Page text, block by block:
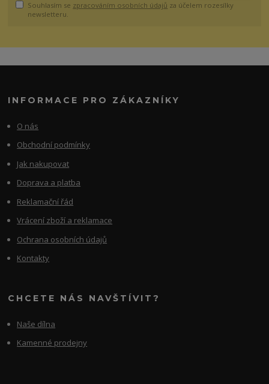
Souhlasím se zpracováním osobních údajů za účelem rozesílky
newsletteru.
INFORMACE PRO ZÁKAZNÍKY
O nás
Obchodní podmínky
Jak nakupovat
Doprava a platba
Reklamační řád
Vrácení zboží a reklamace
Ochrana osobních údajů
Kontakty
CHCETE NÁS NAVŠTÍVIT?
Naše dílna
Kamenné prodejny